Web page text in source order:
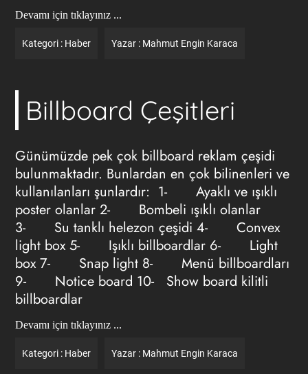
Devamı için tıklayınız ...
Kategori : Haber Yazar : Mahmut Engin Karaca
Billboard Çeşitleri
Günümüzde pek çok billboard reklam çeşidi
bulunmaktadır. Bunlardan en çok bilinenleri ve
kullanılanları şunlardır: 1- Ayaklı ve ışıklı
poster olanlar 2- Bombeli ışıklı olanlar
3- Su tanklı helezon çeşidi 4- Convex
light box 5- Işıklı billboardlar 6- Light
box 7- Snap light 8- Menü billboardları
9- Notice board 10- Show board kilitli
billboardlar
Devamı için tıklayınız ...
Kategori : Haber Yazar : Mahmut Engin Karaca